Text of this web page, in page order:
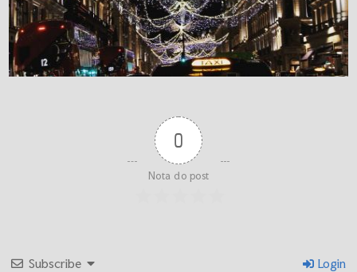
0
Nota do post
Subscribe Login